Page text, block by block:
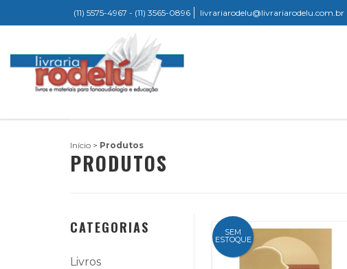
(11) 5575-4967 - (11) 3565-0896 livrariarodelu@livrariarodelu.com.br
Início > Produtos
PRODUTOS
CATEGORIAS
Livros
SEM
ESTOQUE